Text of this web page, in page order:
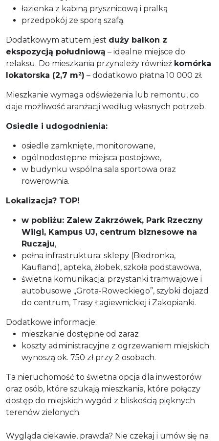
łazienka z kabiną prysznicową i pralką
przedpokój ze sporą szafą.
Dodatkowym atutem jest duży balkon z
ekspozycją południową – idealne miejsce do
relaksu. Do mieszkania przynależy również komórka
lokatorska (2,7 m²) – dodatkowo płatna 10 000 zł.
Mieszkanie wymaga odświeżenia lub remontu, co
daje możliwość aranżacji według własnych potrzeb.
Osiedle i udogodnienia:
osiedle zamknięte, monitorowane,
ogólnodostępne miejsca postojowe,
w budynku wspólna sala sportowa oraz
rowerownia.
Lokalizacja? TOP!
w pobliżu: Zalew Zakrzówek, Park Rzeczny
Wilgi, Kampus UJ, centrum biznesowe na
Ruczaju,
pełna infrastruktura: sklepy (Biedronka,
Kaufland), apteka, żłobek, szkoła podstawowa,
świetna komunikacja: przystanki tramwajowe i
autobusowe „Grota-Roweckiego”, szybki dojazd
do centrum, Trasy Łagiewnickiej i Zakopianki.
Dodatkowe informacje:
mieszkanie dostępne od zaraz
koszty administracyjne z ogrzewaniem miejskich
wynoszą ok. 750 zł przy 2 osobach.
Ta nieruchomość to świetna opcja dla inwestorów
oraz osób, które szukają mieszkania, które połączy
dostęp do miejskich wygód z bliskością pięknych
terenów zielonych.
Wygląda ciekawie, prawda? Nie czekaj i umów się na